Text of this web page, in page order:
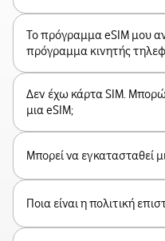
Το πρόγραμμα eSIM μου
πρόγραμμα κινητής
Δεν έχω κάρτα SIM.
μια eSIM;
Μπορεί να εγκατασταθεί
Ποια είναι η πολιτική